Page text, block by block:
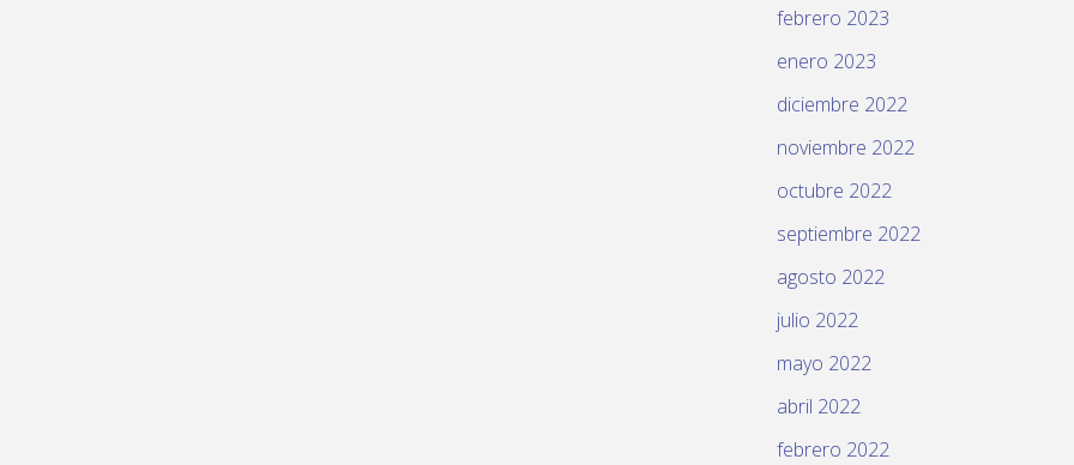
febrero 2023
enero 2023
diciembre 2022
noviembre 2022
octubre 2022
septiembre 2022
agosto 2022
julio 2022
mayo 2022
abril 2022
febrero 2022